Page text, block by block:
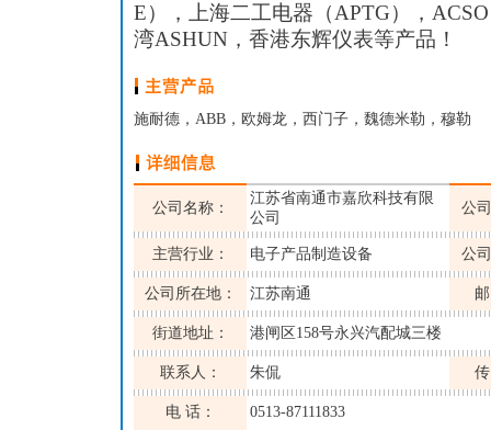
E），上海二工电器（APTG），
湾ASHUN，香港东辉仪表等产品！
施耐德，ABB，欧姆龙，西门子，魏德米勒，穆勒
公司名称：
江苏省南通市嘉欣科技有限
公司
公
主营行业： 电子产品制造设备 公
公司所在地： 江苏南通
街道地址： 港闸区158号永兴汽配城三楼
联系人： 朱侃
电 话：
0513-87111833